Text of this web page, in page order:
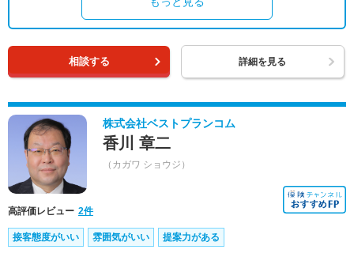
相談する 詳細を見る
株式会社ベストプランコム
香川 章二
（カガワ ショウジ）
高評価レビュー 2件
接客態度がいい 雰囲気がいい 提案力がある